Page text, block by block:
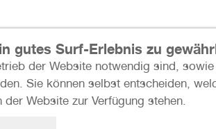
gutes Surf-Erlebnis zu
der Website notwendig sind,
Sie können selbst entscheiden,
Website zur Verfügung stehen.